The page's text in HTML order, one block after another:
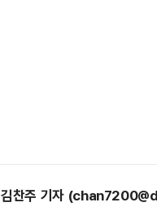
김찬주 기자